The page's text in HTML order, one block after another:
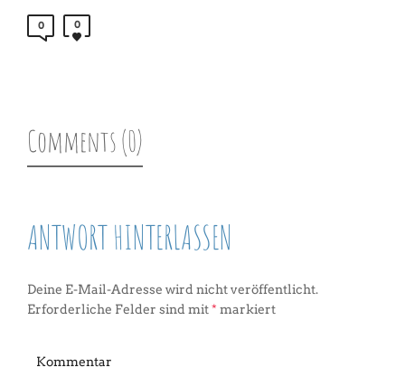
0 0
Comments (0)
ANTWORT HINTERLASSEN
Deine E-Mail-Adresse wird nicht veröffentlicht.
Erforderliche Felder sind mit* markiert